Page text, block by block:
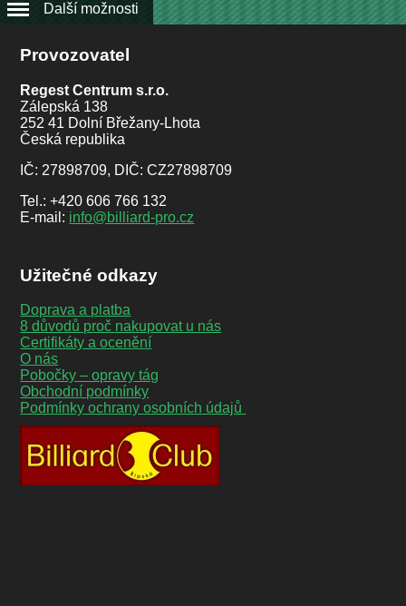
Další možnosti
Provozovatel
Regest Centrum s.r.o.
Zálepská 138
252 41 Dolní Břežany-Lhota
Česká republika
IČ: 27898709, DIČ: CZ27898709
Tel.: +420 606 766 132
E-mail: info@billiard-pro.cz
Užitečné odkazy
Doprava a platba
8 důvodů proč nakupovat u nás
Certifikáty a ocenění
O nás
Pobočky – opravy tág
Obchodní podmínky
Podmínky ochrany osobních údajů